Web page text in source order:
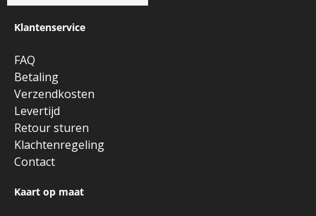
Klantenservice
FAQ
Betaling
Verzendkosten
Levertijd
Retour sturen
Klachtenregeling
Contact
Kaart op maat